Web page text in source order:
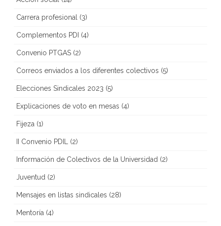
Carrera profesional (3)
Complementos PDI (4)
Convenio PTGAS (2)
Correos enviados a los diferentes colectivos (5)
Elecciones Sindicales 2023 (5)
Explicaciones de voto en mesas (4)
Fijeza (1)
II Convenio PDIL (2)
Información de Colectivos de la Universidad (2)
Juventud (2)
Mensajes en listas sindicales (28)
Mentoría (4)